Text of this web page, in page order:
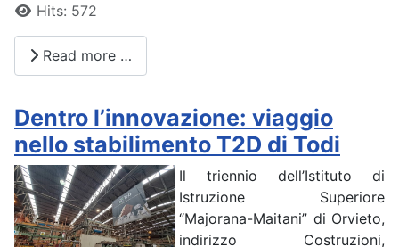
Hits: 572
Read more …
Dentro l’innovazione: viaggio
nello stabilimento T2D di Todi
Il triennio dell’Istituto di
Istruzione Superiore
“Majorana-Maitani” di Orvieto,
indirizzo Costruzioni,